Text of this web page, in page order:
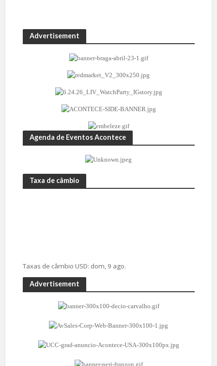
Advertisement
Agenda de Eventos Acontece
Taxa de câmbio
Taxas de câmbio USD: dom, 9 ago.
Advertisement